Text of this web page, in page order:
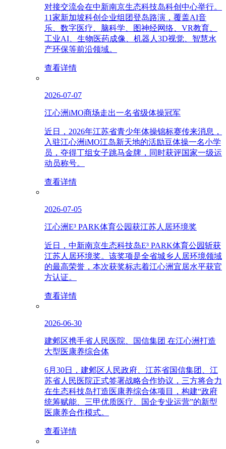
对接交流会在中新南京生态科技岛科创中心举行。
11家新加坡科创企业组团登岛路演，覆盖AI音
乐、数字医疗、脑科学、图神经网络、VR教育、
工业AI、生物医药成像、机器人3D视觉、智慧水
产环保等前沿领域。
查看详情
2026-07-07
江心洲iMO商场走出一名省级体操冠军
近日，2026年江苏省青少年体操锦标赛传来消息，
入驻江心洲iMO江岛新天地的活励豆体操一名小学
员，夺得丁组女子跳马金牌，同时获评国家一级运
动员称号。
查看详情
2026-07-05
江心洲E³ PARK体育公园获江苏人居环境奖
近日，中新南京生态科技岛E³ PARK体育公园斩获
江苏人居环境奖。该奖项是全省城乡人居环境领域
的最高荣誉，本次获奖标志着江心洲宜居水平获官
方认证。
查看详情
2026-06-30
建邺区携手省人民医院、国信集团 在江心洲打造
大型医康养综合体
6月30日，建邺区人民政府、江苏省国信集团、江
苏省人民医院正式签署战略合作协议，三方将合力
在生态科技岛打造医康养综合体项目，构建“政府
统筹赋能、三甲优质医疗、国企专业运营”的新型
医康养合作模式。
查看详情